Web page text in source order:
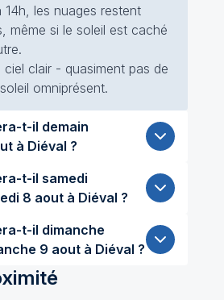
14h, les nuages restent
même si le soleil est caché
clair - quasiment pas de
omniprésent.
t-il demain
7 aout à Diéval ?
t-il samedi
prochain samedi 8 aout à Diéval ?
t-il dimanche
prochain dimanche 9 aout à Diéval ?